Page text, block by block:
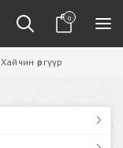
0
Хайчин өргүүр